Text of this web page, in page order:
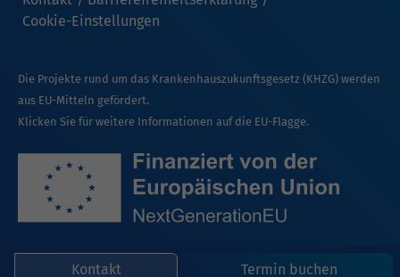
Kontakt Termin buchen
Cookie-Einstellungen
Die Projekte rund um das Krankenhauszukunftsgesetz (KHZG) werden
aus EU-Mitteln gefördert.
Klicken Sie für weitere Informationen auf die EU-Flagge.